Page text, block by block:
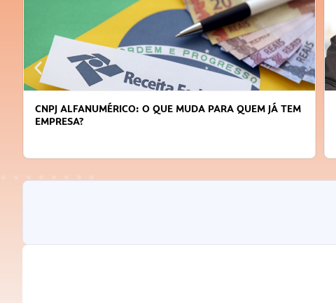
CNPJ ALFANUMÉRICO: O QUE MUDA PARA QUEM JÁ TEM
EMPRESA?